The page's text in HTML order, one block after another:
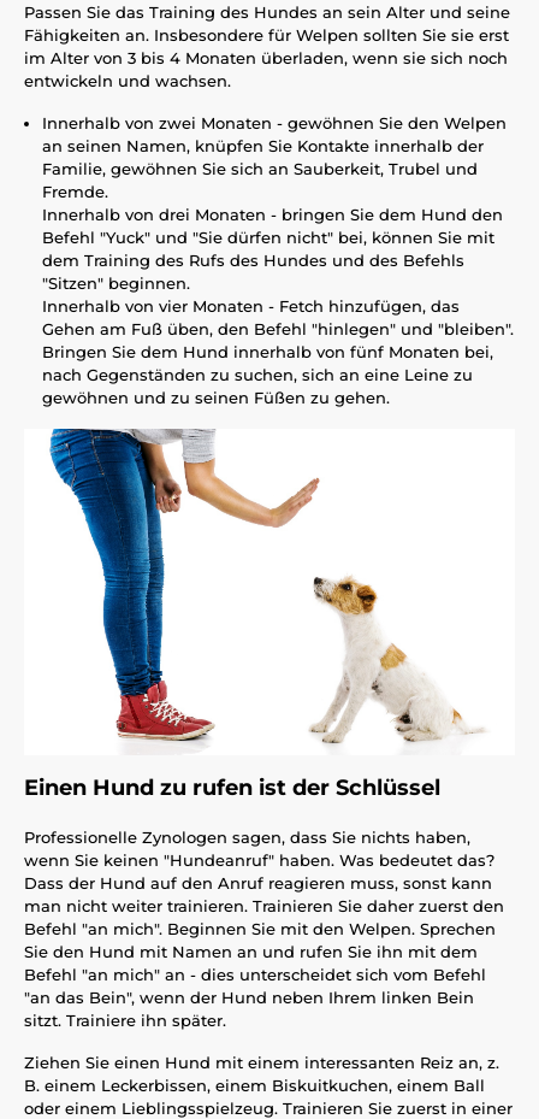
Passen Sie das Training des Hundes an sein Alter und seine
Fähigkeiten an. Insbesondere für Welpen sollten Sie sie erst
im Alter von 3 bis 4 Monaten überladen, wenn sie sich noch
entwickeln und wachsen.
Innerhalb von zwei Monaten - gewöhnen Sie den Welpen
an seinen Namen, knüpfen Sie Kontakte innerhalb der
Familie, gewöhnen Sie sich an Sauberkeit, Trubel und
Fremde.
Innerhalb von drei Monaten - bringen Sie dem Hund den
Befehl "Yuck" und "Sie dürfen nicht" bei, können Sie mit
dem Training des Rufs des Hundes und des Befehls
"Sitzen" beginnen.
Innerhalb von vier Monaten - Fetch hinzufügen, das
Gehen am Fuß üben, den Befehl "hinlegen" und "bleiben".
Bringen Sie dem Hund innerhalb von fünf Monaten bei,
nach Gegenständen zu suchen, sich an eine Leine zu
gewöhnen und zu seinen Füßen zu gehen.
Einen Hund zu rufen ist der Schlüssel
Professionelle Zynologen sagen, dass Sie nichts haben,
wenn Sie keinen "Hundeanruf" haben. Was bedeutet das?
Dass der Hund auf den Anruf reagieren muss, sonst kann
man nicht weiter trainieren. Trainieren Sie daher zuerst den
Befehl "an mich". Beginnen Sie mit den Welpen. Sprechen
Sie den Hund mit Namen an und rufen Sie ihn mit dem
Befehl "an mich" an - dies unterscheidet sich vom Befehl
"an das Bein", wenn der Hund neben Ihrem linken Bein
sitzt. Trainiere ihn später.
Ziehen Sie einen Hund mit einem interessanten Reiz an, z.
B. einem Leckerbissen, einem Biskuitkuchen, einem Ball
oder einem Lieblingsspielzeug. Trainieren Sie zuerst in einer